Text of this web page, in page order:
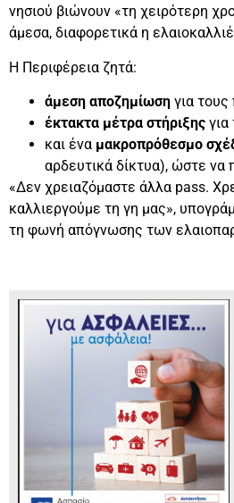
νησιού βιώνουν «τη χειρότερη
άμεσα, διαφορετικά η
Η Περιφέρεια ζητά:
άμεση αποζημίωση για
έκτακτα μέτρα στήριξης
και ένα μακροπρόθεσμο
αρδευτικά δίκτυα), ώστε να
«Δεν χρειαζόμαστε άλλα pass.
καλλιεργούμε τη γη μας»,
τη φωνή απόγνωσης των